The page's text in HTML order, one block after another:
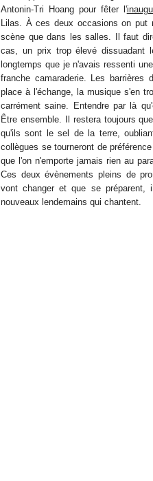
Antonin-Tri Hoang pour fêter l'
Lilas. À ces deux occasions on
scène que dans les salles. Il faut
cas, un prix trop élevé
longtemps que je n'avais ressenti
franche camaraderie. Les
place à l'échange, la musique s'en
carrément saine. Entendre par là
Être ensemble. Il restera toujours
qu'ils sont le sel de la terre,
collègues se tourneront de
que l'on n'emporte jamais rien au
Ces deux évènements pleins de
vont changer et que se
nouveaux lendemains qui chantent.